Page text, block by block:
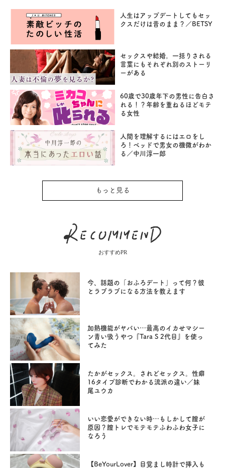
人生はアップデートしてもセッ
クスだけは昔のまま？／BETSY
セックスや結婚。一括りされる
言葉にもそれぞれ別のストーリ
ーがある
60歳で30歳年下の男性に告白さ
れる！？年齢を重ねるほどモテ
る女性
人間を理解するにはエロをし
ろ！ベッドで男女の機微がわか
る／中川淳一郎
もっと見る
おすすめPR
今、話題の「おふろデート」って何？彼
とラブラブになる方法を教えます
加熱機能がヤバい…最高のイカせマシー
ン青い吸うやつ『Tara S 2代目』を使っ
てみた
たかがセックス。されどセックス。性癖
16タイプ診断でわかる流派の違い／妹
尾ユウカ
いい恋愛ができない時…もしかして膣が
原因？膣トレでモテモテふわふわ女子に
なろう
【BeYourLover】目覚まし時計で挿入も